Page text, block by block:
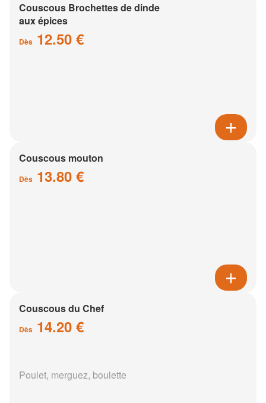
Couscous Brochettes de dinde
aux épices
Dès 12.50 €
Couscous mouton
Dès 13.80 €
Couscous du Chef
Dès 14.20 €
Poulet, merguez, boulette